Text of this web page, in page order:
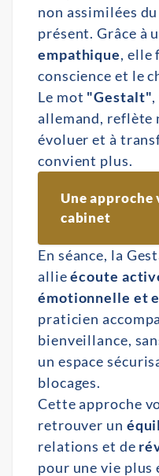
non assimilées
présent. Grâce à
empathique, elle
conscience et le
Le mot "Gestalt"
allemand, reflète
évoluer et à
convient plus.
Une
cabinet
En séance, la
allieécoute
émotionnelle et
praticien
bienveillance,
un espace
blocages.
Cette approche
retrouver un
relations et de
pour une vie plus